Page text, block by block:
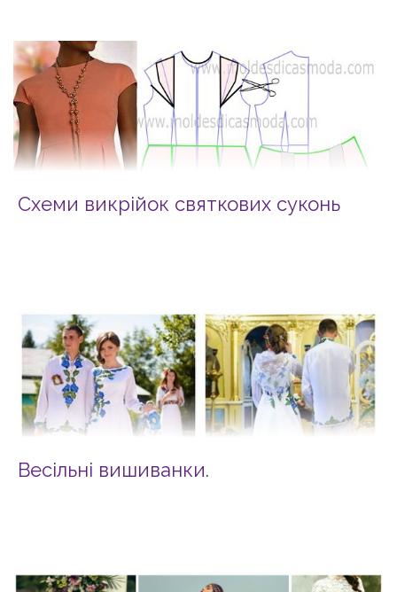
Схеми викрійок святкових суконь
Весільні вишиванки.